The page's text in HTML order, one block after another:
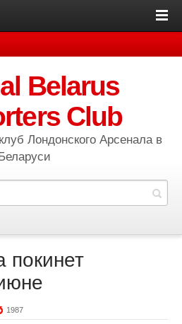
Belarus
Club
Лондонского Арсенала в
1987